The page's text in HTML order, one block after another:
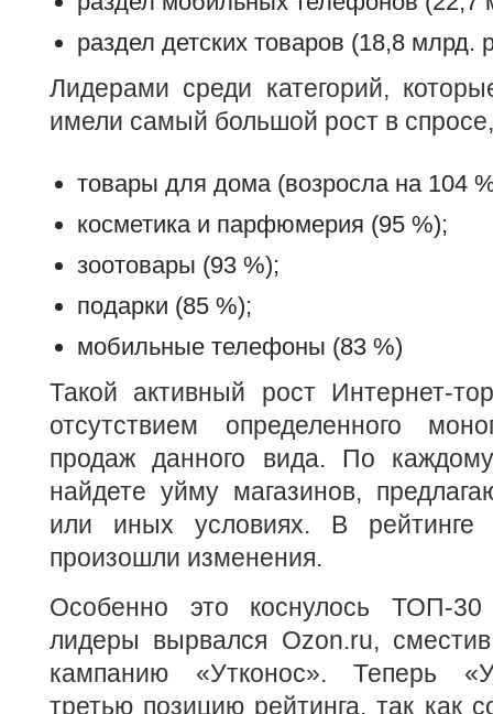
раздел детских товаров (18,8 млрд.
Лидерами среди категорий,
имели самый большой рост в
товары для дома (возросла на 104
косметика и парфюмерия (95 %);
зоотовары (93 %);
подарки (85 %);
мобильные телефоны (83 %)
Такой активный рост Интернет-
отсутствием определенного
продаж данного вида. По
найдете уйму магазинов,
или иных условиях. В рейтинге
произошли изменения.
Особенно это коснулось ТОП-
лидеры вырвался Ozon.ru,
кампанию «Утконос». Теперь
третью позицию рейтинга, так как